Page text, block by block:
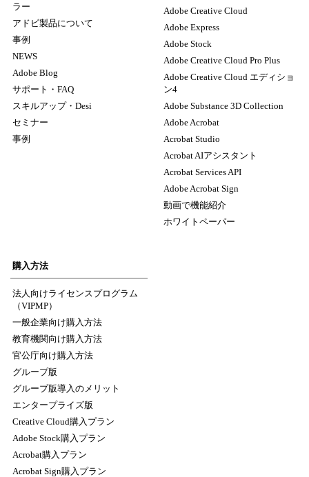
ラー
アドビ製品について
事例
NEWS
Adobe Blog
サポート・FAQ
スキルアップ・Desi
セミナー
事例
Adobe Creative Cloud
Adobe Express
Adobe Stock
Adobe Creative Cloud Pro Plus
Adobe Creative Cloud エディショ
ン4
Adobe Substance 3D Collection
Adobe Acrobat
Acrobat Studio
Acrobat AIアシスタント
Acrobat Services API
Adobe Acrobat Sign
動画で機能紹介
ホワイトペーパー
購入方法
法人向けライセンスプログラム
（VIPMP）
一般企業向け購入方法
教育機関向け購入方法
官公庁向け購入方法
グループ版
グループ版導入のメリット
エンタープライズ版
Creative Cloud購入プラン
Adobe Stock購入プラン
Acrobat購入プラン
Acrobat Sign購入プラン